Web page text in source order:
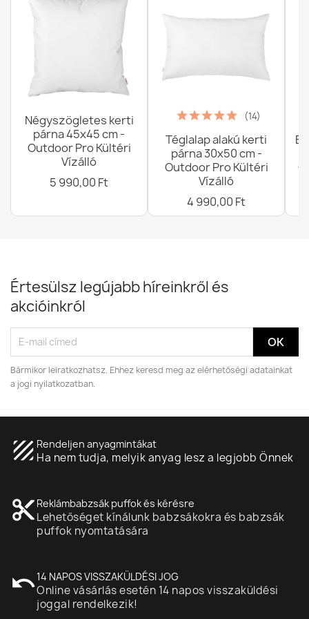
Babzsák fotel Distinto huzat - Outdoor vízálló
28 690,00 Ft
Négyszögletes kerti
párna 45x45 cm -
Outdoor Pro Kültéri
Vízálló
5 990,00 Ft
(14)
Téglalap alakú kerti
párna 30x50 cm -
Outdoor Pro Kültéri
Vízálló
4 990,00 Ft
Értesülsz legújabb híreinkről és
akcióinkról
Bármikor leiratkozhatsz. Ehhez keresd meg az elérhetőségi adatainkat
a jogi nyilatkozatban.
texture Rendeljen anyagmintákat
Ha nem tudja, melyik anyag lesz a legjobb Önnek
content_cut Reklámbabzsák puffok és kérésre
Lehetőséget kínálunk babzsákokra és babzsák
puffok nyomtatására
undo14 NAPOS VISSZAKÜLDÉSI JOG
Online vásárlás esetén 14 napos visszaküldési
joggal rendelkezik!